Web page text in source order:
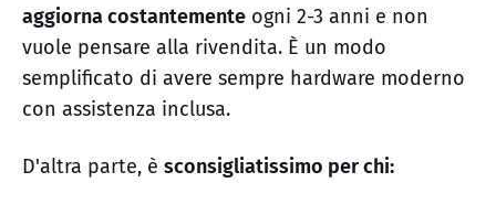
aggiorna costantemente ogni 2-3 anni e non
vuole pensare alla rivendita. È un modo
semplificato di avere sempre hardware moderno
con assistenza inclusa.
D'altra parte, è sconsigliatissimo per chi: